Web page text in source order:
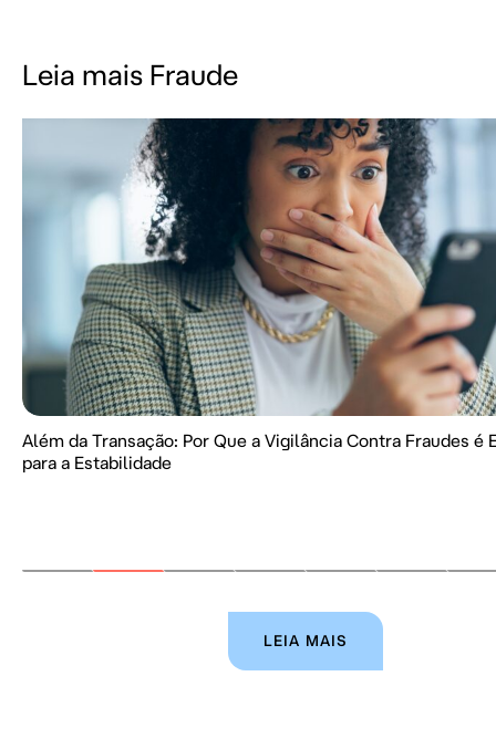
Leia mais Fraude
LEIA MAIS
Além da Transação: Por Que a Vigilância Contra Fraudes é
para a Estabilidade